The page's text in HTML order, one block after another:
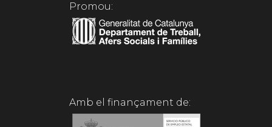
Promou:
Amb el finançament de: